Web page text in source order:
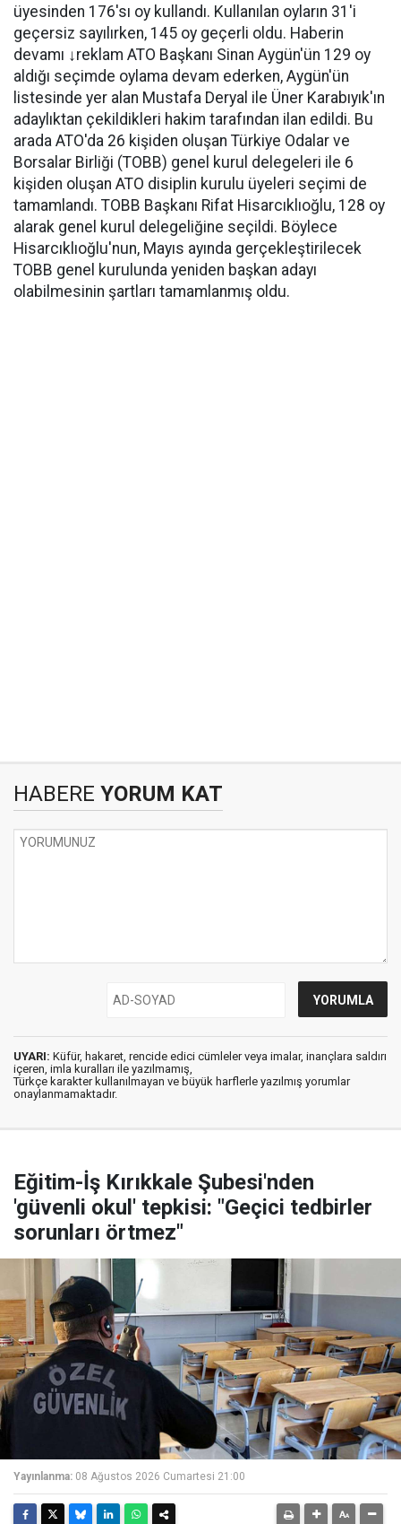
üyesinden 176'sı oy kullandı. Kullanılan oyların 31'i
geçersiz sayılırken, 145 oy geçerli oldu. Haberin
devamı ↓reklam ATO Başkanı Sinan Aygün'ün 129 oy
aldığı seçimde oylama devam ederken, Aygün'ün
listesinde yer alan Mustafa Deryal ile Üner Karabıyık'ın
adaylıktan çekildikleri hakim tarafından ilan edildi. Bu
arada ATO'da 26 kişiden oluşan Türkiye Odalar ve
Borsalar Birliği (TOBB) genel kurul delegeleri ile 6
kişiden oluşan ATO disiplin kurulu üyeleri seçimi de
tamamlandı. TOBB Başkanı Rifat Hisarcıklıoğlu, 128 oy
alarak genel kurul delegeliğine seçildi. Böylece
Hisarcıklıoğlu'nun, Mayıs ayında gerçekleştirilecek
TOBB genel kurulunda yeniden başkan adayı
olabilmesinin şartları tamamlanmış oldu.
HABERE YORUM KAT
UYARI: Küfür, hakaret, rencide edici cümleler veya imalar, inançlara saldırı
içeren, imla kuralları ile yazılmamış,
Türkçe karakter kullanılmayan ve büyük harflerle yazılmış yorumlar
onaylanmamaktadır.
Eğitim-İş Kırıkkale Şubesi'nden
'güvenli okul' tepkisi: "Geçici tedbirler
sorunları örtmez"
Yayınlanma: 08 Ağustos 2026 Cumartesi 21:00